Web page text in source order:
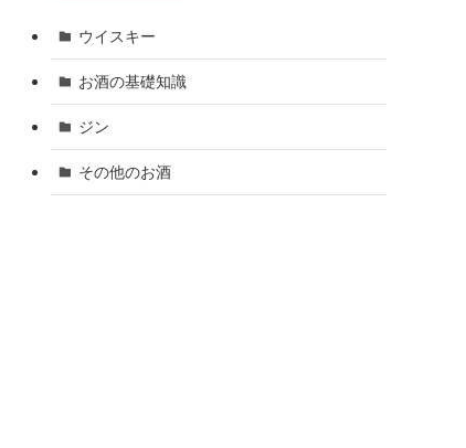
ウイスキー
お酒の基礎知識
ジン
その他のお酒